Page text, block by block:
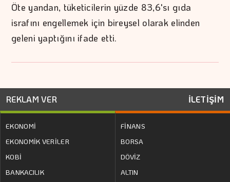
Öte yandan, tüketicilerin yüzde 83,6'sı gıda
israfını engellemek için bireysel olarak elinden
geleni yaptığını ifade etti.
REKLAM VER İLETİŞİM
EKONOMİ
EKONOMİK VERİLER
KOBİ
BANKACILIK
FİNANS
BORSA
DÖVİZ
ALTIN